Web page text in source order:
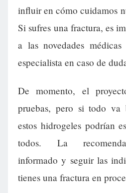
influir en cómo cuidamos
Si sufres una fractura, es
a las novedades
especialista en caso de
De momento, el
pruebas, pero si todo va
estos hidrogeles podrían
todos. La
informado y seguir las
tienes una fractura en